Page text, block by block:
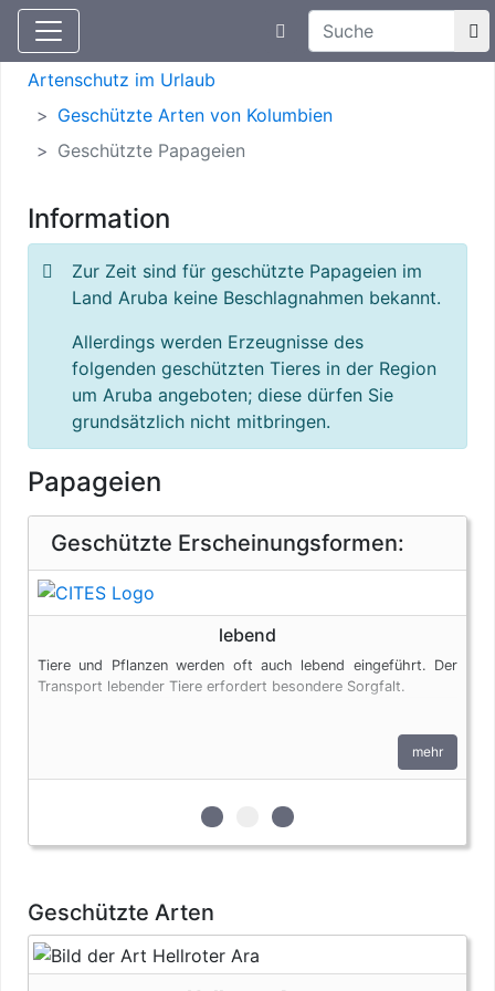
Aktuelle Meldungen
Suchtexteingabe
Artenschutz
Artenschutz im Urlaub
Geschützte Arten von Kolumbien
Geschützte Papageien
Information
Zur Zeit sind für geschützte Papageien im
Land Aruba keine Beschlagnahmen bekannt.
Allerdings werden Erzeugnisse des
folgenden geschützten Tieres in der Region
um Aruba angeboten; diese dürfen Sie
grundsätzlich nicht mitbringen.
Papageien
Geschützte Erscheinungsformen:
lebend
Tiere und Pflanzen werden oft auch lebend eingeführt. Der
Transport lebender Tiere erfordert besondere Sorgfalt.
mehr
zur 1. geschützten
zur 2. geschützten
zur 3. geschützten
Geschützte Arten